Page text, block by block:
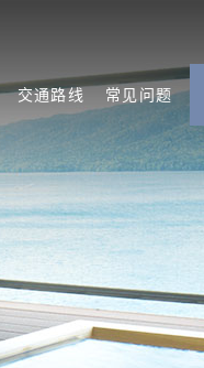
交通路线 常见问题